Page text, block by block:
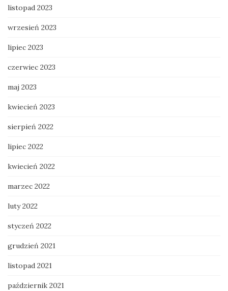
listopad 2023
wrzesień 2023
lipiec 2023
czerwiec 2023
maj 2023
kwiecień 2023
sierpień 2022
lipiec 2022
kwiecień 2022
marzec 2022
luty 2022
styczeń 2022
grudzień 2021
listopad 2021
październik 2021